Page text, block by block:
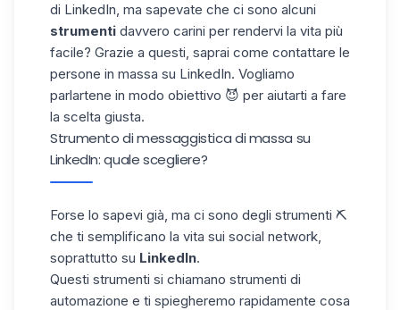
di LinkedIn, ma sapevate che ci sono alcuni
strumenti davvero carini per rendervi la vita più
facile? Grazie a questi, saprai come contattare le
persone in massa su LinkedIn. Vogliamo
parlartene in modo obiettivo 😈 per aiutarti a fare
la scelta giusta.
Strumento di messaggistica di massa su
LinkedIn: quale scegliere?
Forse lo sapevi già, ma ci sono degli strumenti ⛏️
che ti semplificano la vita sui social network,
soprattutto su LinkedIn.
Questi strumenti si chiamano strumenti di
automazione e ti spiegheremo rapidamente cosa